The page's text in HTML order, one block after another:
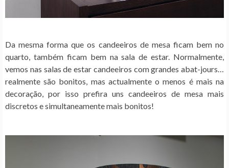
Da mesma forma que os candeeiros de mesa ficam bem no
quarto, também ficam bem na sala de estar. Normalmente,
vemos nas salas de estar candeeiros com grandes abat-jours…
realmente são bonitos, mas actualmente o menos é mais na
decoração, por isso prefira uns candeeiros de mesa mais
discretos e simultaneamente mais bonitos!